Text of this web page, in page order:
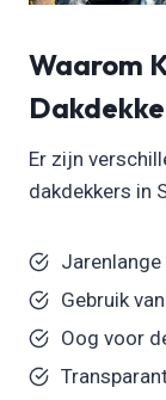
Waarom
Er zijn
dakdekkers in
Gebruik
Oog voor